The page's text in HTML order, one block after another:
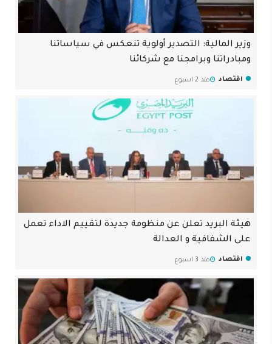
وزير المالية: التصدير أولوية تنعكس في سياساتنا
ومبادراتنا وبرامجنا مع شركائنا
اقتصاد منذ 2 اسبوع
هيئة البريد تعلن عن منظومة جديدة لتقييم الاداء تعمل
على الشفافية و العدالة
اقتصاد منذ 3 اسبوع